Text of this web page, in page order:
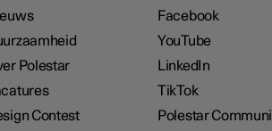
Polestar
Contest
Facebook
YouTube
LinkedIn
TikTok
Polestar